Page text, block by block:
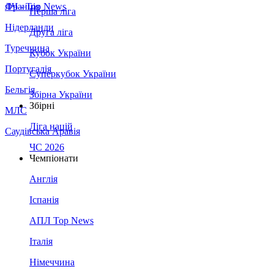
Франція
Нідерланди
Туреччина
Португалія
Бельгія
МЛС
Саудівська Аравія
ЛЧ - Top News
Перша ліга
Друга ліга
Кубок України
Суперкубок України
Збірна України
Збірні
Ліга націй
ЧС 2026
Чемпіонати
Англія
Іспанія
АПЛ Top News
Італія
Німеччина